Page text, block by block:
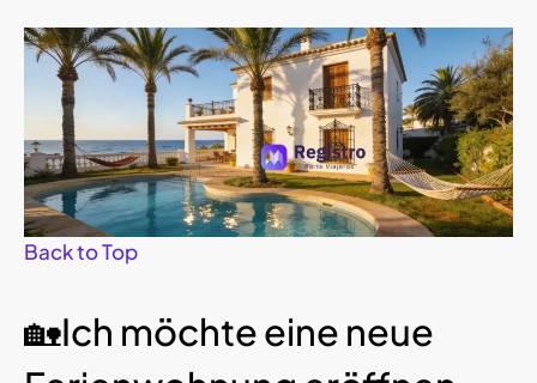
Back to Top
🏡Ich möchte eine neue